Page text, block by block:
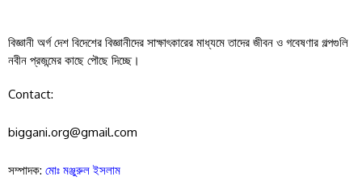
বিজ্ঞানী অর্গ দেশ বিদেশের বিজ্ঞানীদের সাক্ষাৎকারের মাধ্যমে তাদের জীবন ও গবেষণার গল্পগুলি
নবীন প্রজন্মের কাছে পৌছে দিচ্ছে।
Contact:
biggani.org@gmail.com
সম্পাদক: মোঃ মঞ্জুরুল ইসলাম